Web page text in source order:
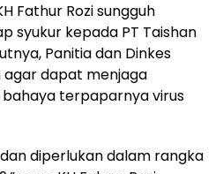
Fathur Rozi sungguh
syukur kepada PT Taishan
Panitia dan Dinkes
agar dapat menjaga
terpaparnya virus
diperlukan dalam rangka